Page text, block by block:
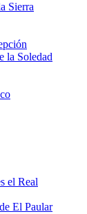
Sierra
la Soledad
el Real
El Paular